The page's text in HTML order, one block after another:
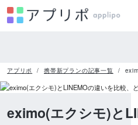
アプリポ 携帯新プランの記事一覧
eximo(エクシモ)と